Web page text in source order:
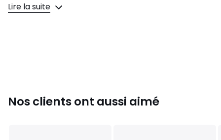
Composition et Entretien
En savoir plus sur nos emballages
Lire la suite
Nos clients ont aussi aimé